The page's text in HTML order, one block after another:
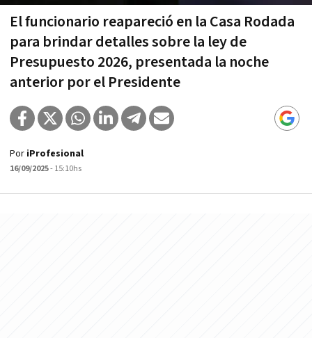
El funcionario reapareció en la Casa Rodada
para brindar detalles sobre la ley de
Presupuesto 2026, presentada la noche
anterior por el Presidente
Por iProfesional
16/09/2025- 15:10hs